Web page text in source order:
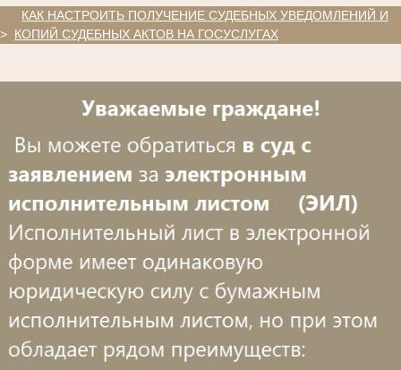
>
КАК НАСТРОИТЬ ПОЛУЧЕНИЕ СУДЕБНЫХ УВЕДОМЛЕНИЙ И
КОПИЙ СУДЕБНЫХ АКТОВ НА ГОСУСЛУГАХ